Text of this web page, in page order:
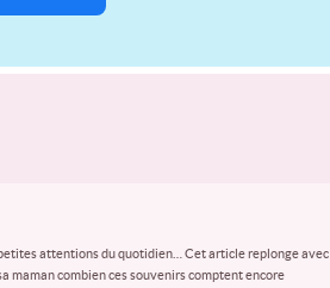
petites attentions du quotidien… Cet article replonge avec
maman combien ces souvenirs comptent encore